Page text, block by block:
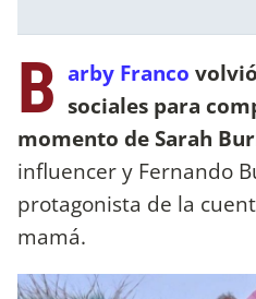
B arby Franco
sociales para
momento de Sarah
influencer y Fernando
protagonista de la
mamá.